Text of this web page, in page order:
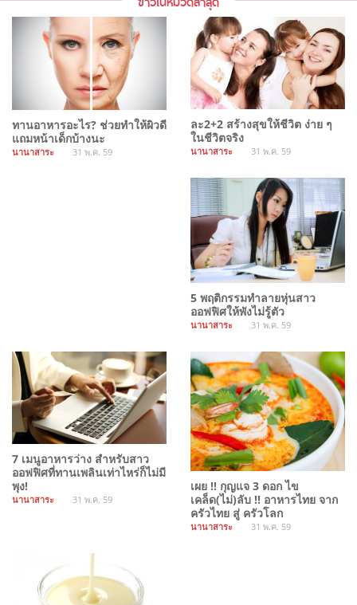
ทานอาหารอะไร? ช่วยทำให้ผิวดี
แถมหน้าเด็กบ้างนะ
นานาสาระ 31 พ.ค. 59
ละ2+2 สร้างสุขให้ชีวิต ง่าย ๆ
ในชีวิตจริง
นานาสาระ 31 พ.ค. 59
5 พฤติกรรมทำลายหุ่นสาว
ออฟฟิศให้พังไม่รู้ตัว
นานาสาระ 31 พ.ค. 59
7 เมนูอาหารว่าง สำหรับสาว
ออฟฟิศที่ทานเพลินเท่าไหร่ก็ไม่มี
พุง!
นานาสาระ 31 พ.ค. 59
เผย !! กุญแจ 3 ดอก ไข
เคล็ด(ไม่)ลับ !! อาหารไทย จาก
ครัวไทย สู่ ครัวโลก
นานาสาระ 31 พ.ค. 59